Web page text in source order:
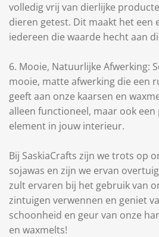
volledig vrij van dierlijke
dieren getest. Dit maakt het een
iedereen die waarde hecht aan
6. Mooie, Natuurlijke Afwerking:
mooie, matte afwerking die een
geeft aan onze kaarsen en
alleen functioneel, maar ook
element in jouw interieur.
Bij SaskiaCrafts zijn we trots op
sojawas en zijn we ervan
zult ervaren bij het gebruik van
zintuigen verwennen en geniet
schoonheid en geur van onze
en waxmelts!